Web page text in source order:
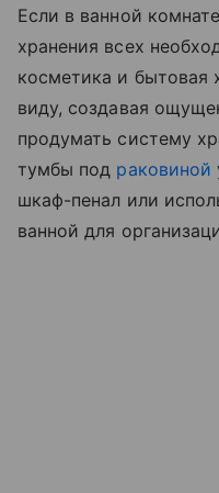
Если в ванной
хранения всех
косметика и бытовая
виду, создавая
продумать систему
тумбы под раковиной
шкаф-пенал или
ванной для